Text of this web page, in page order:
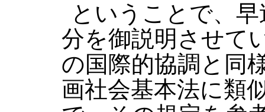
ということで、
分を御説明させて
の国際的協調と同
画社会基本法に類